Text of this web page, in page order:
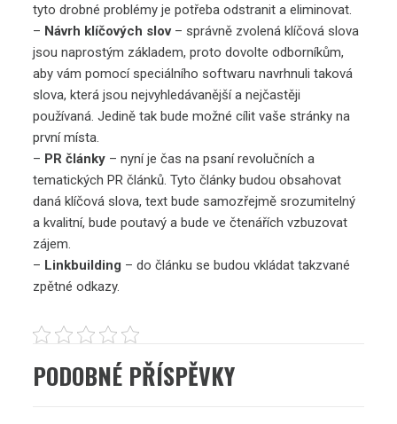
tyto drobné problémy je potřeba odstranit a eliminovat.
– Návrh klíčových slov– správně zvolená klíčová slova
jsou naprostým základem, proto dovolte odborníkům,
aby vám pomocí speciálního softwaru navrhnuli taková
slova, která jsou nejvyhledávanější a nejčastěji
používaná. Jedině tak bude možné cílit vaše stránky na
první místa.
– PR články – nyní je čas na psaní revolučních a
tematických PR článků. Tyto články budou obsahovat
daná klíčová slova, text bude samozřejmě srozumitelný
a kvalitní, bude poutavý a bude ve čtenářích vzbuzovat
zájem.
– Linkbuilding – do článku se budou vkládat takzvané
zpětné odkazy.
PODOBNÉ PŘÍSPĚVKY